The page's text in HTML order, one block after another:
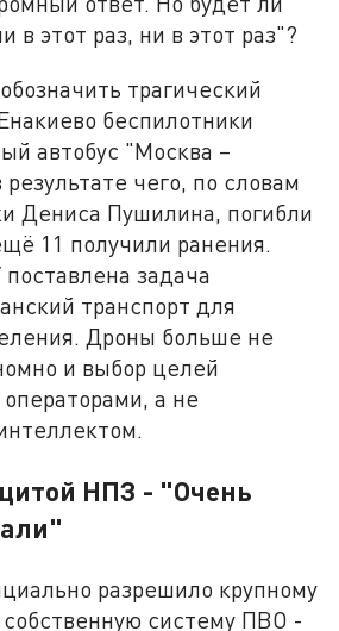
в этот раз, ни в этот раз"?
трагический
беспилотники
автобус "Москва –
чего, по словам
Дениса Пушилина, погибли
11 получили ранения.
задача
транспорт для
Дроны больше не
и выбор целей
а не
НПЗ - "Очень
разрешило крупному
собственную систему ПВО -